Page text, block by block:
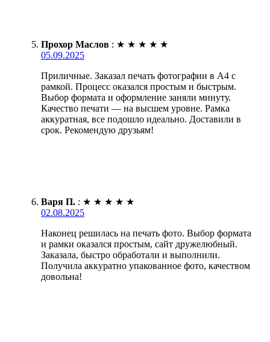
Прохор Маслов : ★ ★ ★ ★ ★
05.09.2025
Приличные. Заказал печать фотографии в А4 с
рамкой. Процесс оказался простым и быстрым.
Выбор формата и оформление заняли минуту.
Качество печати — на высшем уровне. Рамка
аккуратная, все подошло идеально. Доставили в
срок. Рекомендую друзьям!
Варя П. : ★ ★ ★ ★ ★
02.08.2025
Наконец решилась на печать фото. Выбор формата
и рамки оказался простым, сайт дружелюбный.
Заказала, быстро обработали и выполнили.
Получила аккуратно упакованное фото, качеством
довольна!